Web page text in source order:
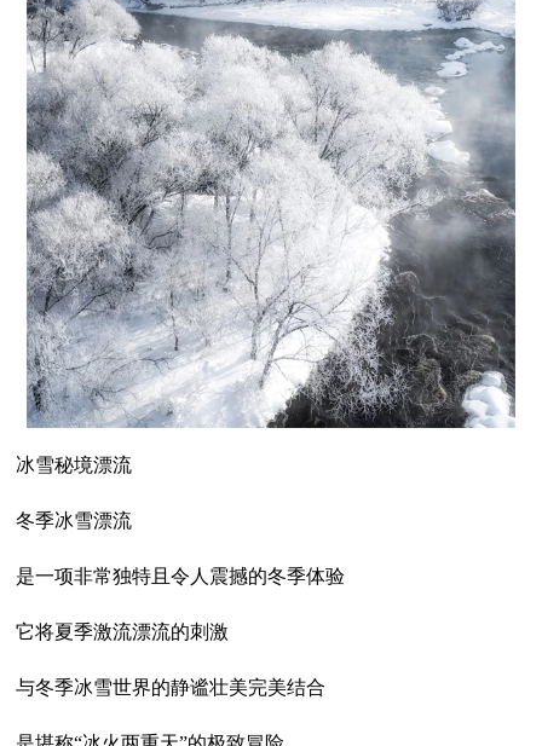
冰雪秘境漂流
冬季冰雪漂流
是一项非常独特且令人震撼的冬季体验
它将夏季激流漂流的刺激
与冬季冰雪世界的静谧壮美完美结合